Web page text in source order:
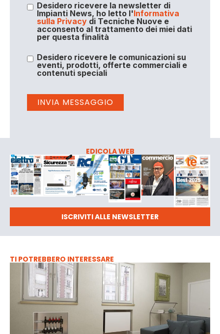
Desidero ricevere la newsletter di
Impianti News, ho letto l'Informativa
sulla Privacydi Tecniche Nuove e
acconsento al trattamento dei miei dati
per questa finalità
Desidero ricevere le comunicazioni su
eventi, prodotti, offerte commerciali e
contenuti speciali
EDICOLA WEB
ISCRIVITI ALLE NEWSLETTER
TI POTREBBERO INTERESSARE